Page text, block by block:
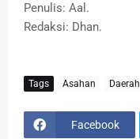
Penulis: Aal.
Redaksi: Dhan.
Tags Asahan Daerah
Facebook